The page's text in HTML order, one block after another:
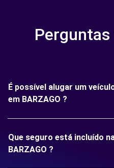
É possível alugar um
em BARZAGO ?
Que seguro está incluído
BARZAGO ?